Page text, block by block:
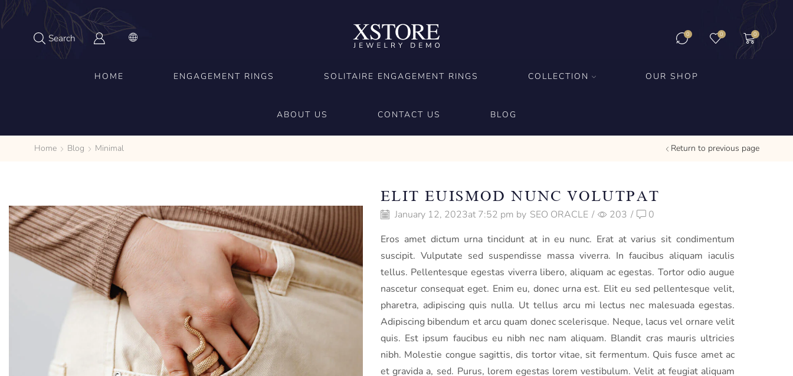
Search 0 0 0
HOME ENGAGEMENT RINGS SOLITAIRE ENGAGEMENT RINGS COLLECTION OUR SHOP
ABOUT US CONTACT US BLOG
Return to previous page
Home Blog Minimal
ELIT EUISMOD NUNC VOLUTPAT
January 12, 2023at 7:52 pm by SEO ORACLE / 203 /
0
Eros amet dictum urna tincidunt at in eu nunc. Erat at varius sit condimentum
suscipit. Vulputate sed suspendisse massa viverra. In faucibus aliquam iaculis
tellus. Pellentesque egestas viverra libero, aliquam ac egestas. Tortor odio augue
nascetur consequat eget. Enim eu, donec urna est. Elit eu sed pellentesque velit,
pharetra, adipiscing quis nulla. Ut tellus arcu mi lectus nec malesuada egestas.
Adipiscing bibendum et arcu quam donec scelerisque. Neque, lacus vel ornare velit
quis. Est ipsum faucibus eu nibh nec nam aliquam. Blandit cras mauris ultricies
nibh. Molestie congue sagittis, dis tortor vitae, sit fermentum. Quis fusce amet ac
et gravida a, sed. Purus, lorem egestas lorem vestibulum. Velit at feugiat aliquam